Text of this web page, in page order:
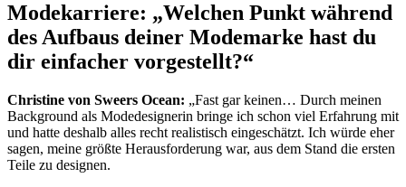
Modekarriere: „Welchen Punkt während
des Aufbaus deiner Modemarke hast du
dir einfacher vorgestellt?“
Christine von Sweers Ocean: „Fast gar keinen… Durch meinen
Background als Modedesignerin bringe ich schon viel Erfahrung mit
und hatte deshalb alles recht realistisch eingeschätzt. Ich würde eher
sagen, meine größte Herausforderung war, aus dem Stand die ersten
Teile zu designen.